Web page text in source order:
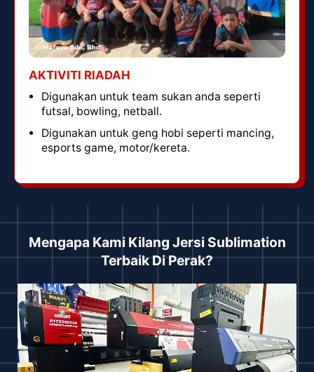
AKTIVITI RIADAH
Digunakan untuk team sukan anda seperti
futsal, bowling, netball.
Digunakan untuk geng hobi seperti mancing,
esports game, motor/kereta.
Mengapa Kami Kilang Jersi Sublimation
Terbaik Di Perak?